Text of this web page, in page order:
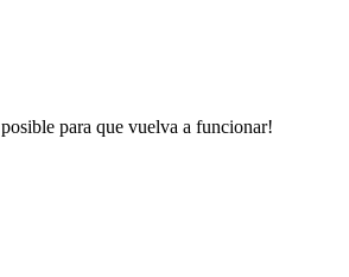
para que vuelva a funcionar!